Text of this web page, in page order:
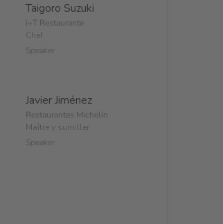
Taigoro Suzuki
i+T Restaurante
Chef
Speaker
Javier Jiménez
Restaurantes Michelin
Maître y sumiller
Speaker